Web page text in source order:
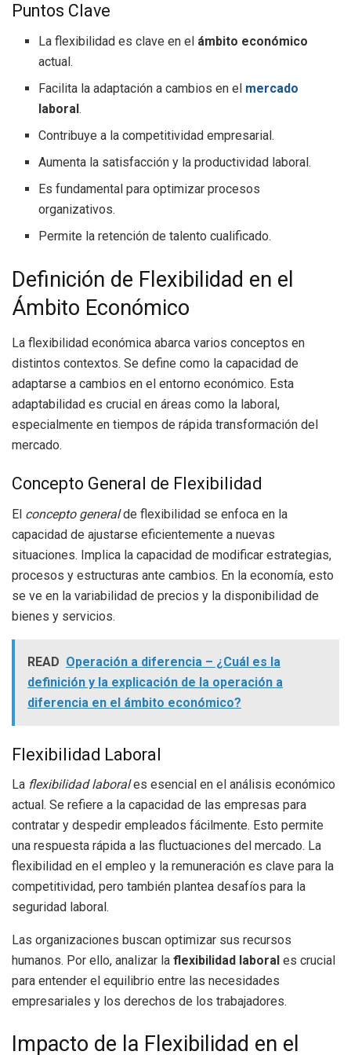
Puntos Clave
La flexibilidad es clave en el ámbito económico
actual.
Facilita la adaptación a cambios en el mercado
laboral.
Contribuye a la competitividad empresarial.
Aumenta la satisfacción y la productividad laboral.
Es fundamental para optimizar procesos
organizativos.
Permite la retención de talento cualificado.
Definición de Flexibilidad en el
Ámbito Económico
La flexibilidad económica abarca varios conceptos en
distintos contextos. Se define como la capacidad de
adaptarse a cambios en el entorno económico. Esta
adaptabilidad es crucial en áreas como la laboral,
especialmente en tiempos de rápida transformación del
mercado.
Concepto General de Flexibilidad
El concepto generalde flexibilidad se enfoca en la
capacidad de ajustarse eficientemente a nuevas
situaciones. Implica la capacidad de modificar estrategias,
procesos y estructuras ante cambios. En la economía, esto
se ve en la variabilidad de precios y la disponibilidad de
bienes y servicios.
READ Operación a diferencia – ¿Cuál es la
definición y la explicación de la operación a
diferencia en el ámbito económico?
Flexibilidad Laboral
La flexibilidad laborales esencial en el análisis económico
actual. Se refiere a la capacidad de las empresas para
contratar y despedir empleados fácilmente. Esto permite
una respuesta rápida a las fluctuaciones del mercado. La
flexibilidad en el empleo y la remuneración es clave para la
competitividad, pero también plantea desafíos para la
seguridad laboral.
Las organizaciones buscan optimizar sus recursos
humanos. Por ello, analizar la flexibilidad laboral es crucial
para entender el equilibrio entre las necesidades
empresariales y los derechos de los trabajadores.
Impacto de la Flexibilidad en el